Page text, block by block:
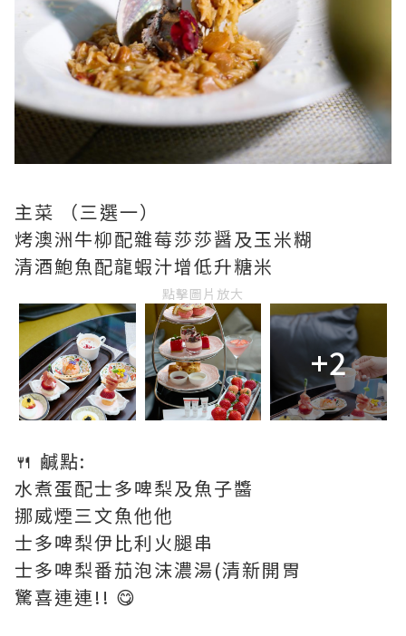
主菜 （三選一）
烤澳洲牛柳配雜莓莎莎醤及玉米糊
清酒鮑魚配龍蝦汁增低升糖米
點擊圖片放大
+2
🍴 鹹點:
水煮蛋配士多啤梨及魚子醬
挪威煙三文魚他他
士多啤梨伊比利火腿串
士多啤梨番茄泡沫濃湯(清新開胃
驚喜連連!! 😋